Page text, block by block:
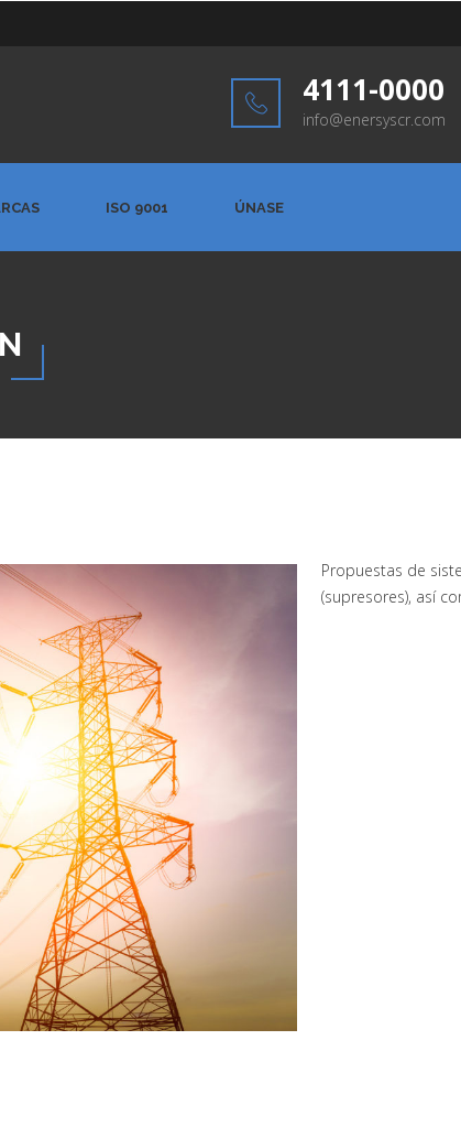
4111-0000
info@enersyscr.com
ISO 9001 ÚNASE
Propuestas de
(supresores), así